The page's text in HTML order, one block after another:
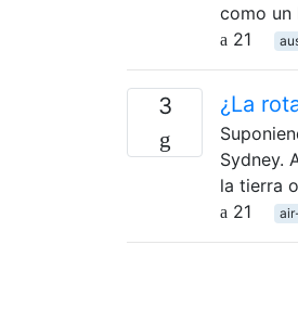
como un
21
3 ¿La
Sydney.
la tierra
21